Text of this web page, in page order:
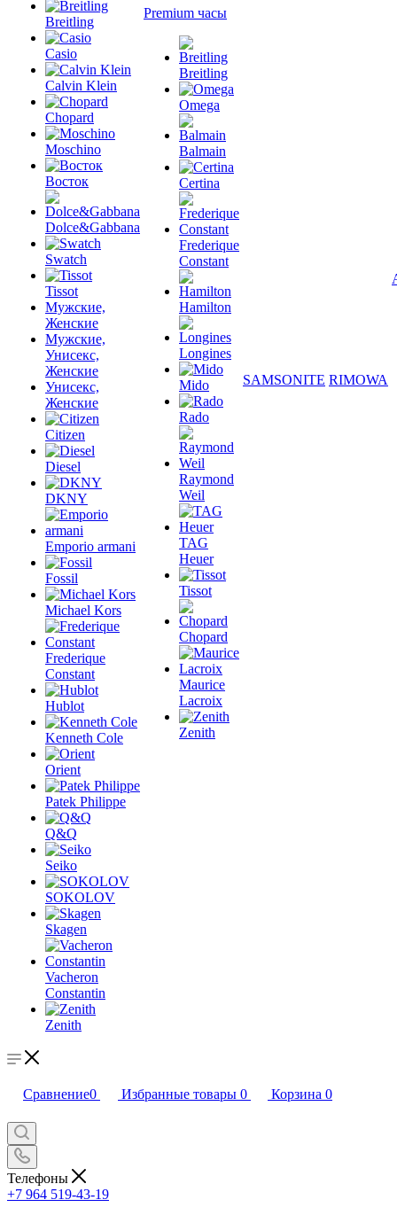
Breitling
Casio
Calvin Klein
Chopard
Moschino
Восток
Dolce&Gabbana
Swatch
Tissot
Мужские,
Женские
Мужские,
Унисекс,
Женские
Унисекс,
Женские
Citizen
Diesel
DKNY
Emporio armani
Fossil
Michael Kors
Frederique
Constant
Hublot
Kenneth Cole
Orient
Patek Philippe
Q&Q
Seiko
SOKOLOV
Skagen
Vacheron
Constantin
Zenith
Premium часы
Breitling
Omega
Balmain
Certina
Frederique
Constant
Hamilton
Longines
Mido
Rado
Raymond
Weil
TAG
Heuer
Tissot
Chopard
Maurice
Lacroix
Zenith
SAMSONITE RIMOWA
Сравнение0 Избранные товары 0 Корзина 0
Телефоны
+7 964 519-43-19